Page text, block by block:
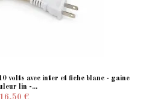
volts avec inter et fiche blanc - gaine
lin -...